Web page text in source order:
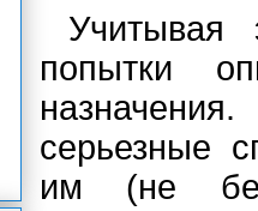
Учитывая
попытки
серьезные
им (не